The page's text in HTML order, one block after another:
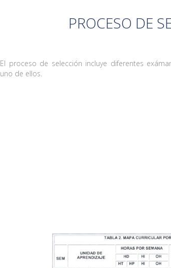
PROCESO DE
El proceso de selección incluye diferentes
uno de ellos.